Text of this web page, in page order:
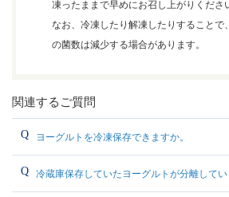
凍ったままで早めにお召し上がりくださ
なお、冷凍したり解凍したりすることで
の菌数は減少する場合があります。
関連するご質問
ヨーグルトを冷凍保存できますか。
冷蔵庫保存していたヨーグルトが分離してい